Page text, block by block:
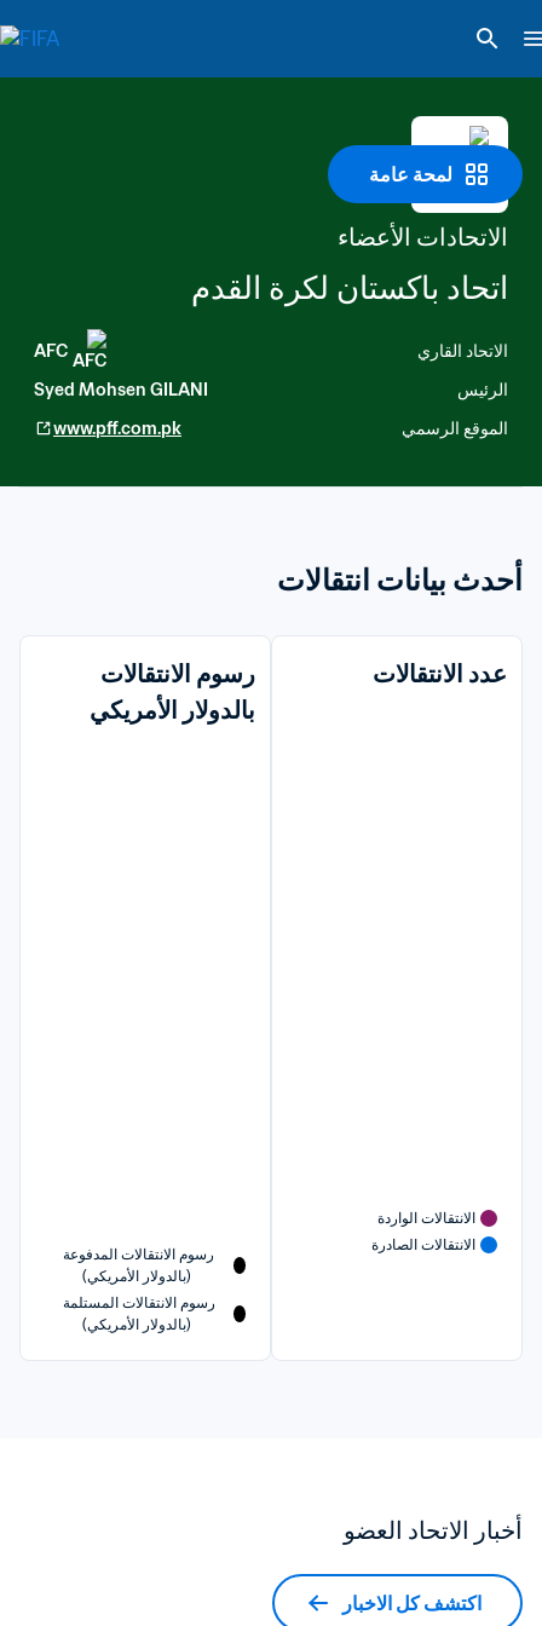
لمحة عامة
الاتحادات الأعضاء
اتحاد باكستان لكرة القدم
الاتحاد القاري
AFC
الرئيس
Syed Mohsen GILANI
الموقع الرسمي
www.pff.com.pk
أحدث بيانات انتقالات
عدد الانتقالات
الانتقالات الواردة
الانتقالات الصادرة
بالدولار الأمريكي
رسوم الانتقالات المدفوعة
(بالدولار الأمريكي)
(بالدولار الأمريكي)
أخبار الاتحاد العضو
اكتشف كل الاخبار